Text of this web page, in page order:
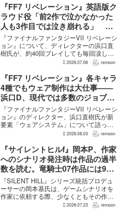
売へどうつながるの...
『FF7 リベレーション』英語版ク
ラウド役「前2作で泣かなかった
人も3作目では泣き崩れる」 浜
口Dも約40回泣いたクラウドの重
要場面に言及
『ファイナルファンタジーVII リベレーシ
ョン』について、ディレクターの浜口直
樹氏が、約40回プレイしても毎回涙した
というクラウドの重要な場面について語
氏も、「最初の2作で泣かなかった人も...
2026.07.08 remoon
『FF7 リベレーション』各キャラ
4種でもウェア制作は大仕事――
浜口D、現代では多数のジョブを
1作に盛り込むのは極めて困難と
説明
『ファイナルファンタジーVII リベレーシ
ョン』のディレクター、浜口直樹氏が新
要素「ウェアシステム」について語っ
た。本作では8人のパーティキャラクター
が、キャラクター数が多いため、作業量
はかなりのものにな...
2026.08.03 remoon
『サイレントヒルf』岡本P、作家
へのシナリオ発注時は作品の過半
数を読む。竜騎士07作品には9割
以上目を通す
『SILENT HILL』シリーズ統括プロデュ
ーサーの岡本基氏は、ゲームシナリオを
作家に依頼する際、少なくともその作家
の作品の過半数に目を通すという。作家
2026.07.23 remoon